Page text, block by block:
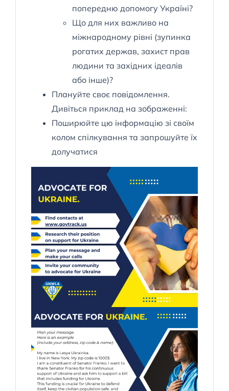
попередню допомогу Україні?
Що для них важливо на
міжнародному рівні (зупинка
рогатих держав, захист прав
людини та західних ідеалів
або інше)?
Плануйте своє повідомлення.
Дивіться приклад на зображенні:
Поширюйте цю інформацію зі своїм
колом спілкування та запрошуйте їх
долучатися